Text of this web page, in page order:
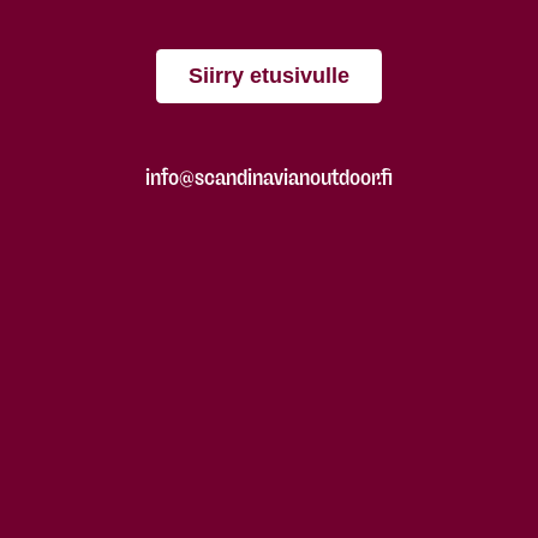
Siirry etusivulle
info@scandinavianoutdoor.fi